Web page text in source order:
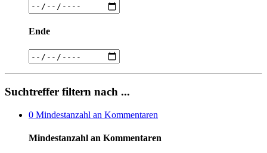
Ende
Suchtreffer filtern nach ...
0 Mindestanzahl an Kommentaren
Mindestanzahl an Kommentaren